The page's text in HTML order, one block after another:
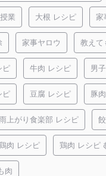
業 大根 レシピ 家
家事ヤロウ 教えて
ピ 牛肉 レシピ 男
ピ 豆腐 レシピ 豚
上がり食楽部 レシピ
肉 レシピ 鶏肉 レシピ
肉